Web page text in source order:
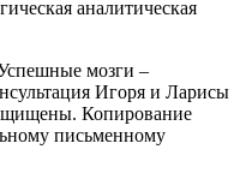
мозги –
Игоря и Ларисы
Копирование
письменному